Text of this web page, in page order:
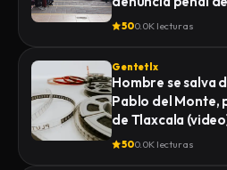
INSTITUTO DE
(INCIFO), DONDE
500.0K lecturas
Gentetlx
Hombre se salva
Pablo del Monte,
de Tlaxcala
500.0K lecturas